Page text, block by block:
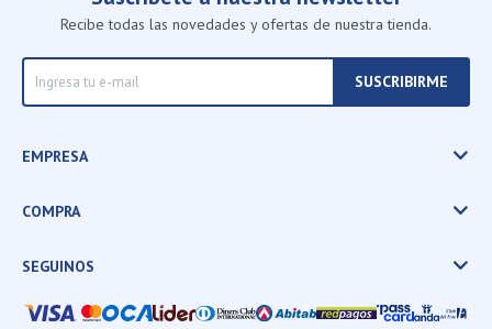
Recibe todas las novedades y ofertas de nuestra tienda.
SUSCRIBIRME
EMPRESA
COMPRA
SEGUINOS